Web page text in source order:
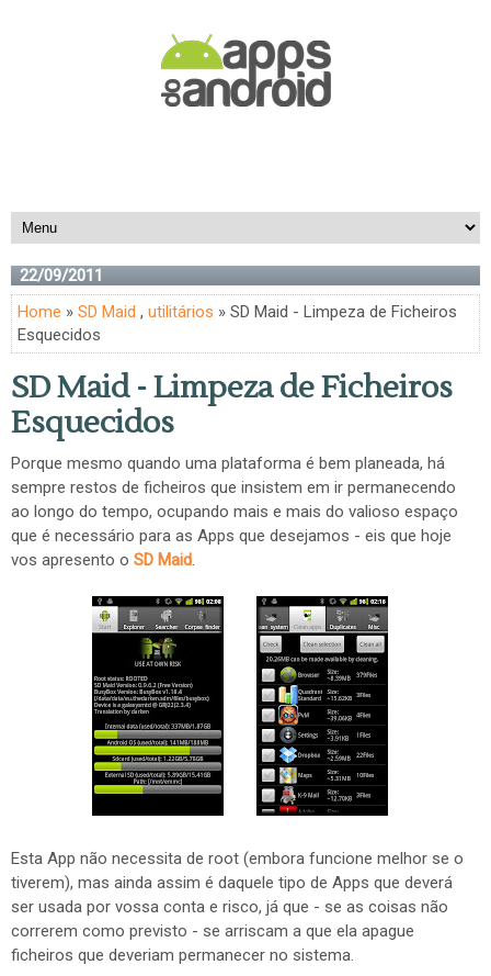
22/09/2011
Home » SD Maid , utilitários » SD Maid - Limpeza de Ficheiros
Esquecidos
SD Maid - Limpeza de Ficheiros
Esquecidos
Porque mesmo quando uma plataforma é bem planeada, há
sempre restos de ficheiros que insistem em ir permanecendo
ao longo do tempo, ocupando mais e mais do valioso espaço
que é necessário para as Apps que desejamos - eis que hoje
vos apresento o SD Maid.
Esta App não necessita de root (embora funcione melhor se o
tiverem), mas ainda assim é daquele tipo de Apps que deverá
ser usada por vossa conta e risco, já que - se as coisas não
correrem como previsto - se arriscam a que ela apague
ficheiros que deveriam permanecer no sistema.